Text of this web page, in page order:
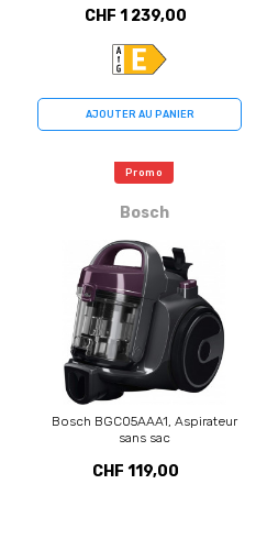
CHF 1 239,00
AJOUTER AU PANIER
Promo
Bosch
Bosch BGC05AAA1, Aspirateur
sans sac
CHF 119,00